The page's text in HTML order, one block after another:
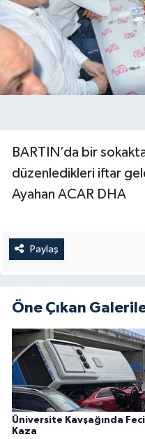
BARTIN’da bir
düzenledikleri iftar
Ayahan ACAR DHA
Paylaş
Öne Çıkan
Üniversite Kavşağında Feci
Kaza